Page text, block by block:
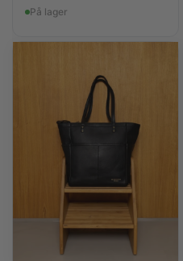
På lager